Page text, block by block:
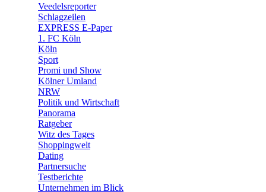
🛒 Shoppingwelt
Veedelsreporter
Schlagzeilen
EXPRESS E-Paper
1. FC Köln
Köln
Sport
Promi und Show
Kölner Umland
NRW
Politik und Wirtschaft
Panorama
Ratgeber
Witz des Tages
Shoppingwelt
Dating
Partnersuche
Testberichte
Unternehmen im Blick